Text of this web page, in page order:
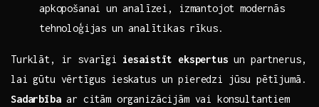
apkopošanai ⁤un analīzei,​ izmantojot​ modernās
tehnoloģijas ‍un ⁢analītikas ⁤rīkus.
Turklāt, ir svarīgi⁤ iesaistīt ekspertus un partnerus,
lai gūtu vērtīgus ieskatus un pieredzi jūsu pētījumā.
Sadarbība⁤ar citām organizācijām vai konsultantiem